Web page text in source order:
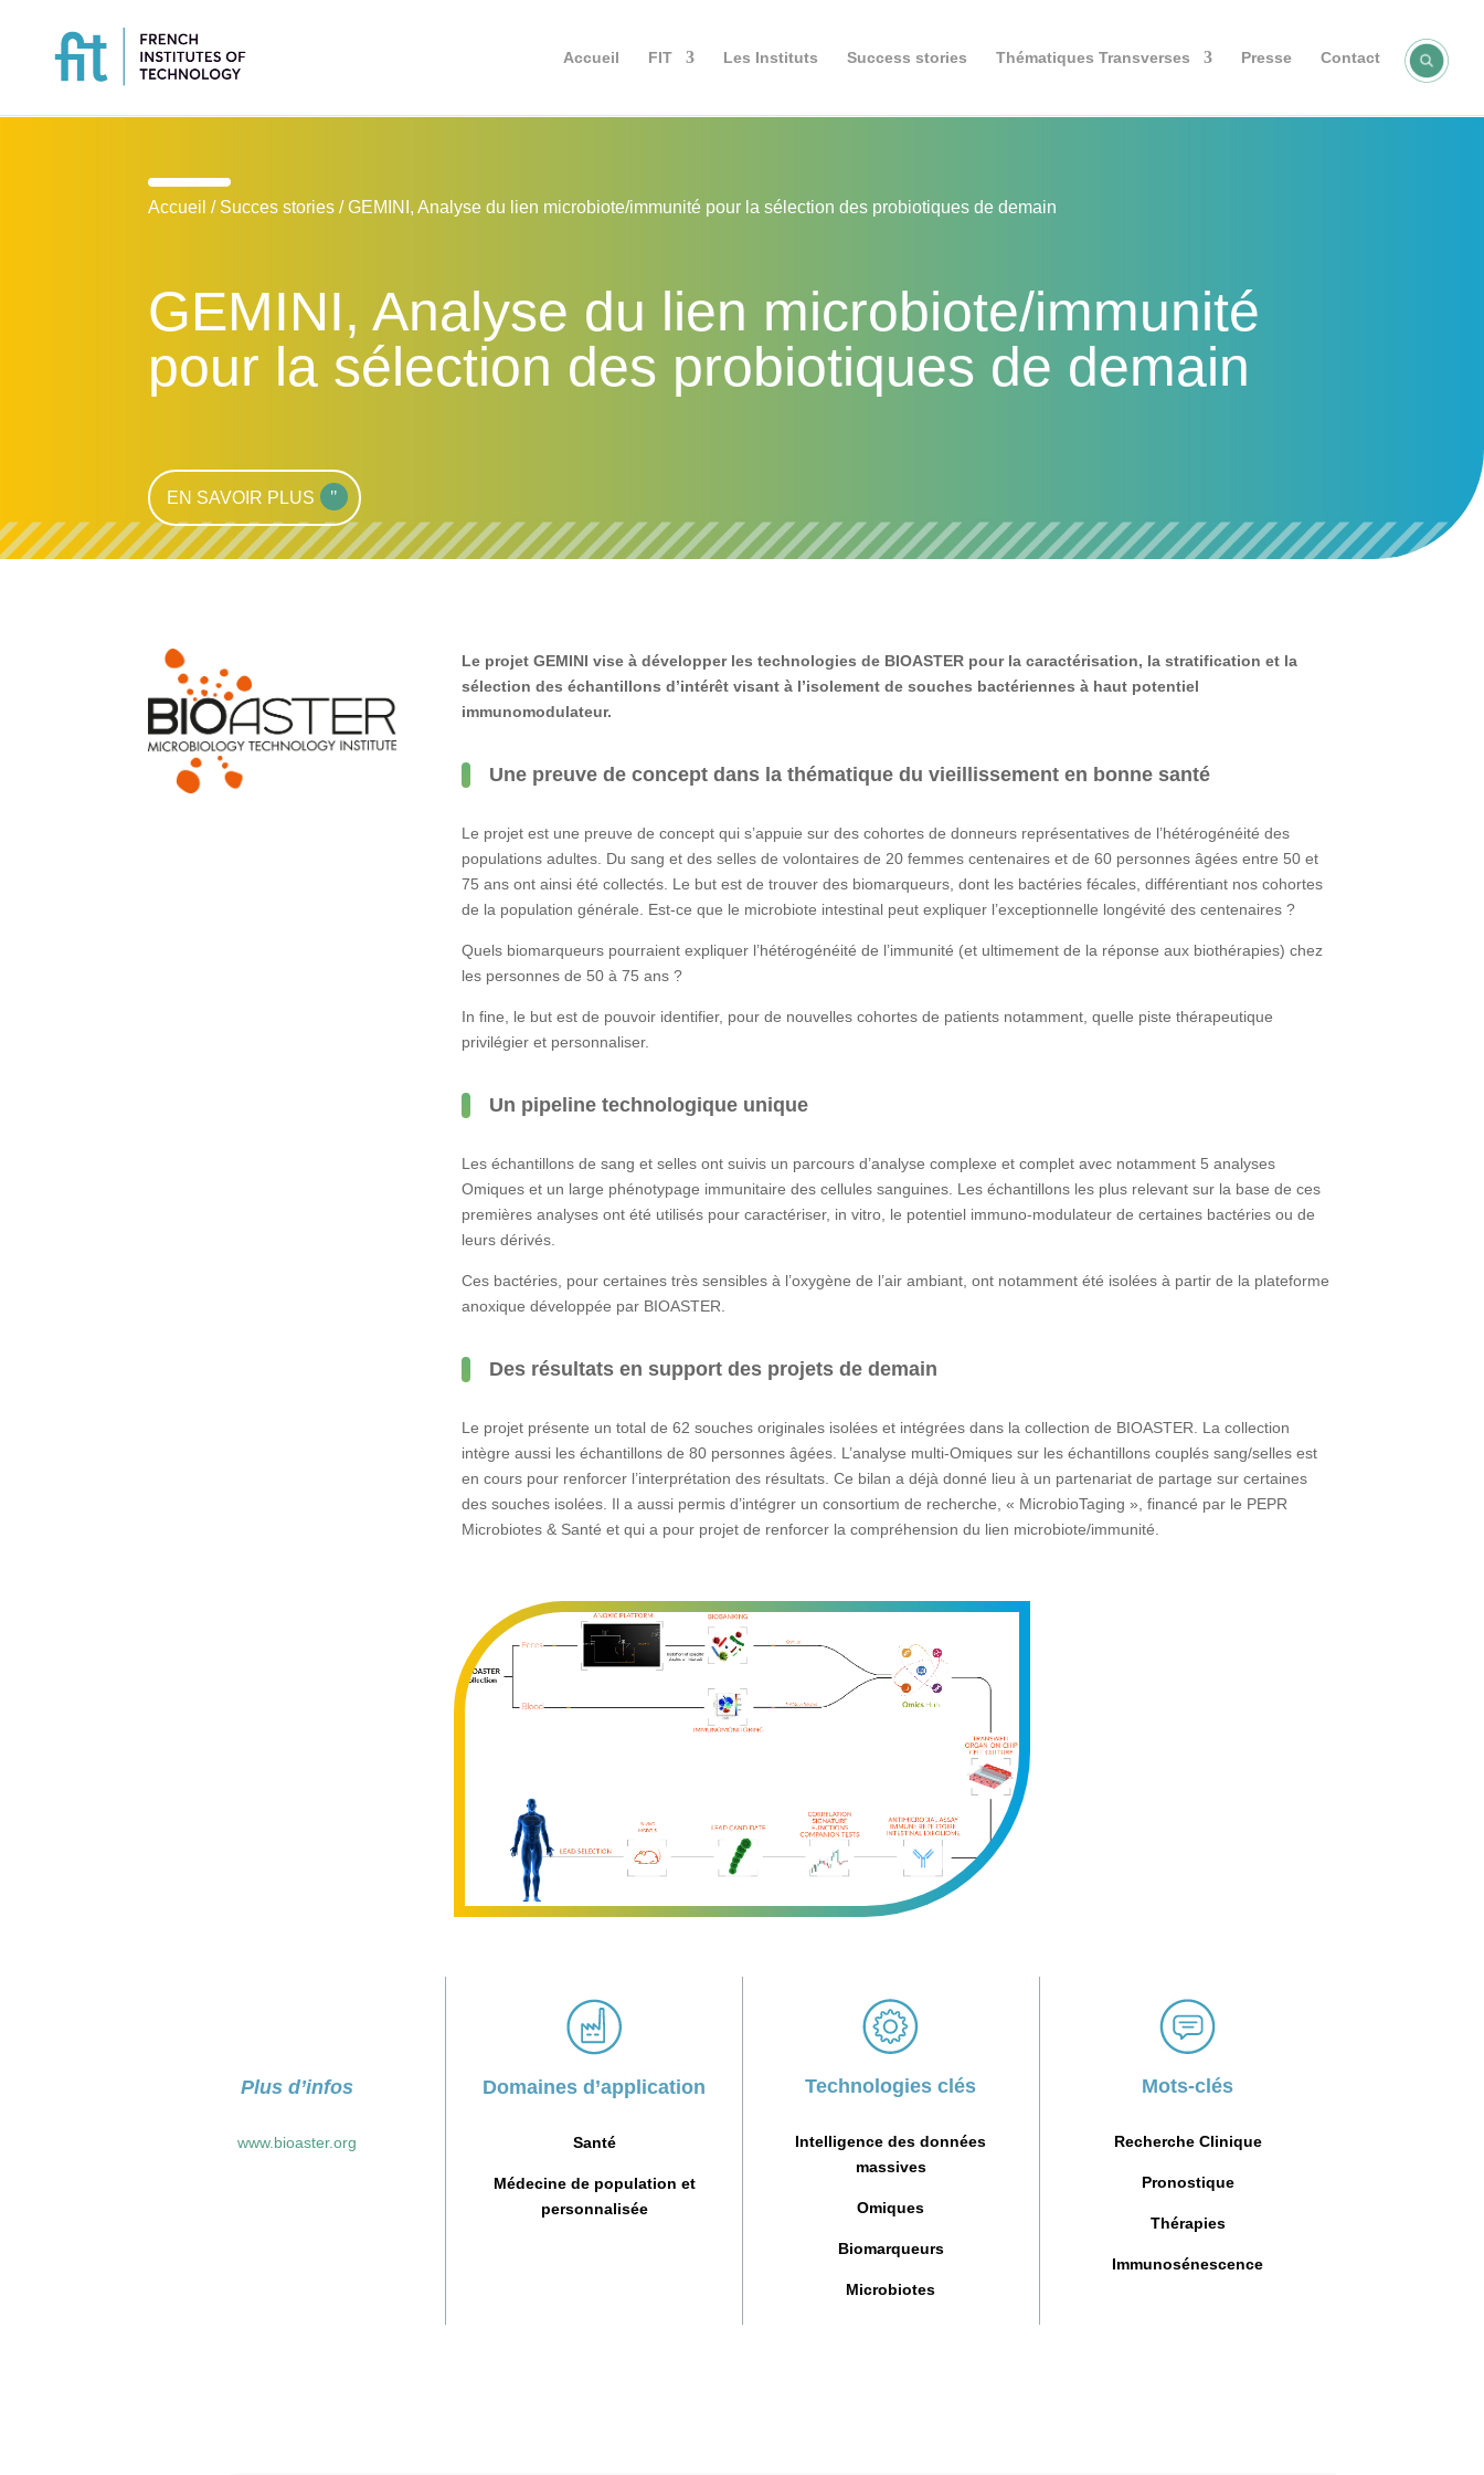
Accueil FIT Les Instituts Success stories Thématiques Transverses Presse Contact
Accueil / Succes stories /GEMINI, Analyse du lien microbiote/immunité pour la sélection des probiotiques de demain
GEMINI, Analyse du lien microbiote/immunité
pour la sélection des probiotiques de demain
EN SAVOIR PLUS
Le projet GEMINI vise à développer les technologies de BIOASTER pour la caractérisation, la stratification et la
sélection des échantillons d’intérêt visant à l’isolement de souches bactériennes à haut potentiel
immunomodulateur.
Une preuve de concept dans la thématique du vieillissement en bonne santé
Le projet est une preuve de concept qui s’appuie sur des cohortes de donneurs représentatives de l’hétérogénéité des
populations adultes. Du sang et des selles de volontaires de 20 femmes centenaires et de 60 personnes âgées entre 50 et
75 ans ont ainsi été collectés. Le but est de trouver des biomarqueurs, dont les bactéries fécales, différentiant nos cohortes
de la population générale. Est-ce que le microbiote intestinal peut expliquer l’exceptionnelle longévité des centenaires ?
Quels biomarqueurs pourraient expliquer l’hétérogénéité de l’immunité (et ultimement de la réponse aux biothérapies) chez
les personnes de 50 à 75 ans ?
In fine, le but est de pouvoir identifier, pour de nouvelles cohortes de patients notamment, quelle piste thérapeutique
privilégier et personnaliser.
Un pipeline technologique unique
Les échantillons de sang et selles ont suivis un parcours d’analyse complexe et complet avec notamment 5 analyses
Omiques et un large phénotypage immunitaire des cellules sanguines. Les échantillons les plus relevant sur la base de ces
premières analyses ont été utilisés pour caractériser, in vitro, le potentiel immuno-modulateur de certaines bactéries ou de
leurs dérivés.
Ces bactéries, pour certaines très sensibles à l’oxygène de l’air ambiant, ont notamment été isolées à partir de la plateforme
anoxique développée par BIOASTER.
Des résultats en support des projets de demain
Le projet présente un total de 62 souches originales isolées et intégrées dans la collection de BIOASTER. La collection
intègre aussi les échantillons de 80 personnes âgées. L’analyse multi-Omiques sur les échantillons couplés sang/selles est
en cours pour renforcer l’interprétation des résultats. Ce bilan a déjà donné lieu à un partenariat de partage sur certaines
des souches isolées. Il a aussi permis d’intégrer un consortium de recherche, « MicrobioTaging », financé par le PEPR
Microbiotes & Santé et qui a pour projet de renforcer la compréhension du lien microbiote/immunité.
Plus d’infos
www.bioaster.org
Domaines d’application
Santé
Médecine de population et
personnalisée
Technologies clés
Intelligence des données
massives
Omiques
Biomarqueurs
Microbiotes
Mots-clés
Recherche Clinique
Pronostique
Thérapies
Immunosénescence